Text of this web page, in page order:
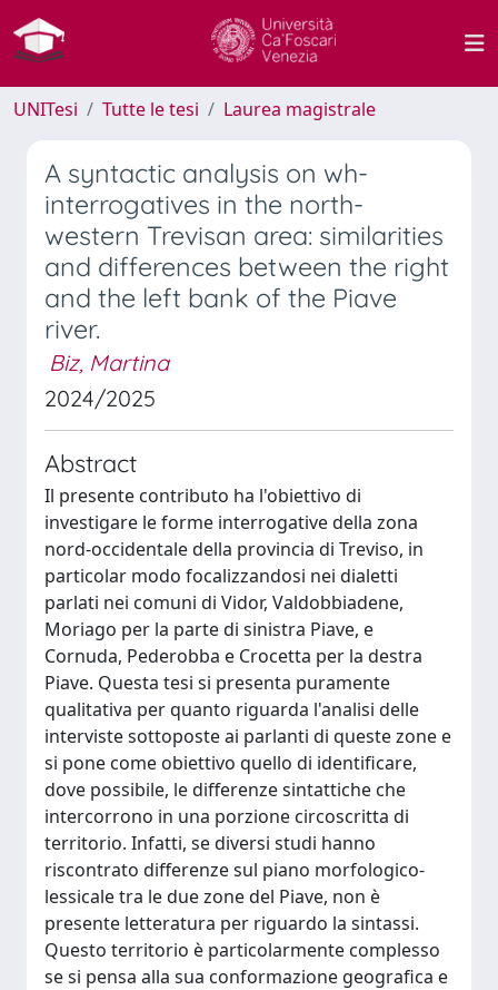
UNITesi Tutte le tesi Laurea magistrale
A syntactic analysis on wh-
interrogatives in the north-
western Trevisan area: similarities
and differences between the right
and the left bank of the Piave
river.
Biz, Martina
2024/2025
Abstract
Il presente contributo ha l'obiettivo di
investigare le forme interrogative della zona
nord-occidentale della provincia di Treviso, in
particolar modo focalizzandosi nei dialetti
parlati nei comuni di Vidor, Valdobbiadene,
Moriago per la parte di sinistra Piave, e
Cornuda, Pederobba e Crocetta per la destra
Piave. Questa tesi si presenta puramente
qualitativa per quanto riguarda l'analisi delle
interviste sottoposte ai parlanti di queste zone e
si pone come obiettivo quello di identificare,
dove possibile, le differenze sintattiche che
intercorrono in una porzione circoscritta di
territorio. Infatti, se diversi studi hanno
riscontrato differenze sul piano morfologico-
lessicale tra le due zone del Piave, non è
presente letteratura per riguardo la sintassi.
Questo territorio è particolarmente complesso
se si pensa alla sua conformazione geografica e